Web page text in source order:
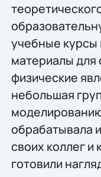
учебные курсы
материалы для
физические
небольшая
обрабатывала
своих коллег и
готовили